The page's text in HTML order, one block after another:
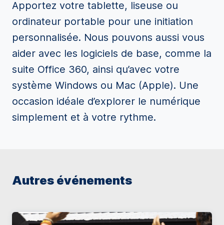
Apportez votre tablette, liseuse ou
ordinateur portable pour une initiation
personnalisée. Nous pouvons aussi vous
aider avec les logiciels de base, comme la
suite Office 360, ainsi qu’avec votre
système Windows ou Mac (Apple). Une
occasion idéale d’explorer le numérique
simplement et à votre rythme.
Autres événements